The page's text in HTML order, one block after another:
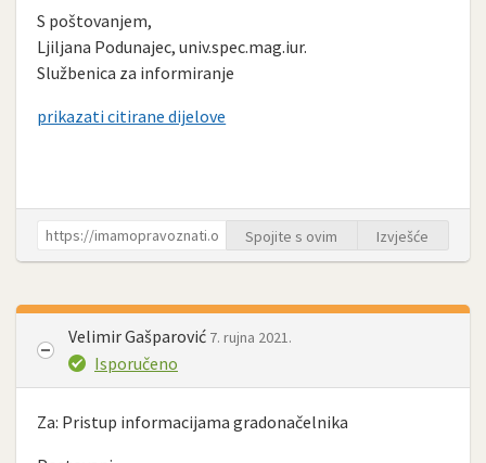
S poštovanjem,
Ljiljana Podunajec, univ.spec.mag.iur.
Službenica za informiranje
prikazati citirane dijelove
Spojite s ovim Izvješće
Velimir Gašparović 7. rujna 2021.
Isporučeno
Za: Pristup informacijama gradonačelnika